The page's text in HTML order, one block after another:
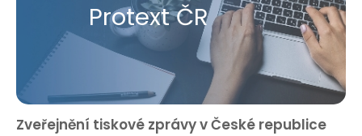
Protext ČR
Zveřejnění tiskové zprávy v České republice